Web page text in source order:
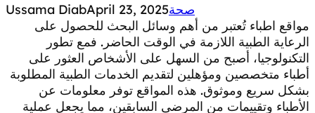
Ussama DiabApril 23, 2025صحة
مواقع اطباء تُعتبر من أهم وسائل البحث للحصول على
الرعاية الطبية اللازمة في الوقت الحاضر. فمع تطور
التكنولوجيا، أصبح من السهل على الأشخاص العثور على
أطباء متخصصين ومؤهلين لتقديم الخدمات الطبية المطلوبة
بشكل سريع وموثوق. هذه المواقع توفر معلومات عن
الأطباء وتقييمات من المرضى السابقين، مما يجعل عملية